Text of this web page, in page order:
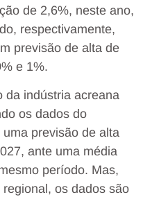
de 2,6%, neste ano,
respectivamente,
previsão de alta de
e 1%.
da indústria acreana
os dados do
previsão de alta
ante uma média
período. Mas,
os dados são